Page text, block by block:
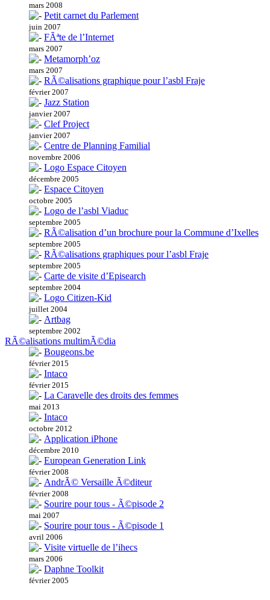
mars 2008
Petit carnet du Parlement
juin 2007
FÃªte de l’Internet
mars 2007
Metamorph’oz
mars 2007
RÃ©alisations graphique pour l’asbl Fraje
février 2007
Jazz Station
janvier 2007
Clef Project
janvier 2007
Centre de Planning Familial
novembre 2006
Logo Espace Citoyen
décembre 2005
Espace Citoyen
octobre 2005
Logo de l’asbl Viaduc
septembre 2005
RÃ©alisation d’un brochure pour la Commune d’Ixelles
septembre 2005
RÃ©alisations graphiques pour l’asbl Fraje
septembre 2005
Carte de visite d’Episearch
septembre 2004
Logo Citizen-Kid
juillet 2004
Artbag
septembre 2002
RÃ©alisations multimÃ©dia
Bougeons.be
février 2015
Intaco
février 2015
La Caravelle des droits des femmes
mai 2013
Intaco
octobre 2012
Application iPhone
décembre 2010
European Generation Link
février 2008
AndrÃ© Versaille Ã©diteur
février 2008
Sourire pour tous - Ã©pisode 2
mai 2007
Sourire pour tous - Ã©pisode 1
avril 2006
Visite virtuelle de l’ihecs
mars 2006
Daphne Toolkit
février 2005